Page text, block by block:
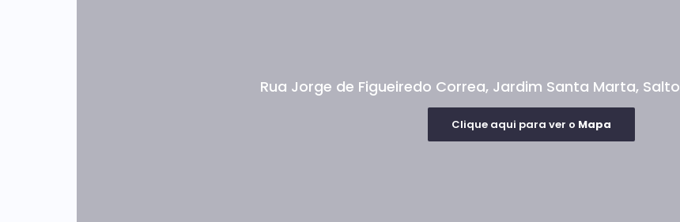
correspondentes bancários pelo Banco Itaú e podemos auxiliar na melhor solução para o seu
Agende sua Visita e venha conhecer este maravilhoso imóvel comercial.
Rua Jorge de Figueiredo Correa, Jardim Santa Marta, Salto
Clique aqui para ver o Mapa